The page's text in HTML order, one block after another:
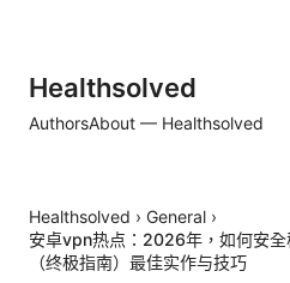
Healthsolved
AuthorsAbout — Healthsolved
Healthsolved › General ›
安卓vpn热点：2026年，如何安
（终极指南）最佳实作与技巧